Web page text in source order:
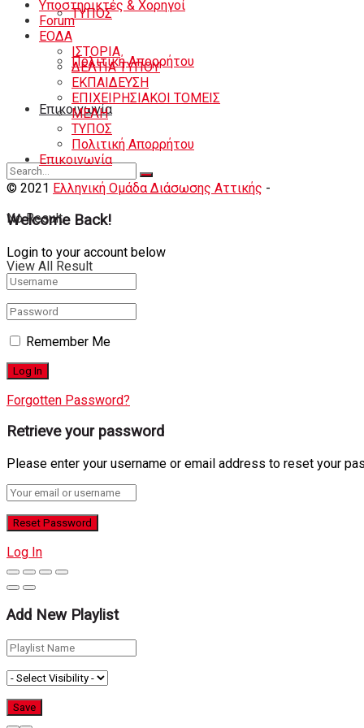
ΤΥΠΟΣ
Πολιτική Απορρήτου
Eπικοινωνία
No Result
View All Result
Υποστηρικτές & Χορηγοί
Forum
ΕΟΔA
ΙΣΤΟΡΙΑ
ΔΕΛΤΙΑ ΤΥΠΟΥ
ΕΚΠΑΙΔΕΥΣΗ
ΕΠΙΧΕΙΡΗΣΙΑΚΟΙ ΤΟΜΕΙΣ
ΜΕΛΗ
ΤΥΠΟΣ
Πολιτική Απορρήτου
Eπικοινωνία
© 2021 Ελληνική Ομάδα Διάσωσης Αττικής -
Welcome Back!
Login to your account below
Remember Me
Forgotten Password?
Retrieve your password
Please enter your username or email address to reset your
Log In
Add New Playlist